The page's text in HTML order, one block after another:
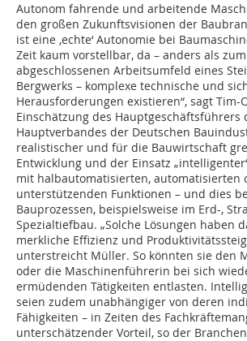
Autonom fahrende und arbeitende
den großen Zukunftsvisionen der
ist eine ‚echte‘ Autonomie bei
Zeit kaum vorstellbar, da – anders als
abgeschlossenen Arbeitsumfeld eines
Bergwerks – komplexe technische und
Herausforderungen existieren“, sagt Tim-
Einschätzung des Hauptgeschäftsführers
Hauptverbandes der Deutschen
realistischer und für die Bauwirtschaft
Entwicklung und der Einsatz
mit halbautomatisierten, automatisierten
unterstützenden Funktionen – und dies
Bauprozessen, beispielsweise im Erd-,
Spezialtiefbau. „Solche Lösungen haben
merkliche Effizienz und
unterstreicht Müller. So könnten sie den
oder die Maschinenführerin bei sich
ermüdenden Tätigkeiten entlasten.
seien zudem unabhängiger von deren
Fähigkeiten – in Zeiten des
unterschätzender Vorteil, so der